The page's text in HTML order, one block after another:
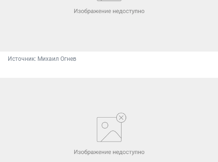
Источник: Михаил Огнев